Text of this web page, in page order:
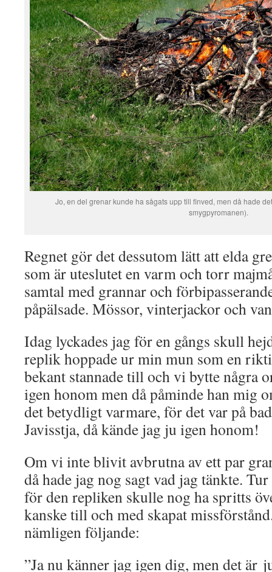
Jo, en del grenar kunde ha sågats upp till finved, men då hade
smygpyromanen).
Regnet gör det dessutom lätt att elda
som är uteslutet en varm och torr
samtal med grannar och
påpälsade. Mössor, vinterjackor och
Idag lyckades jag för en gångs skull
replik hoppade ur min mun som en
bekant stannade till och vi bytte några
igen honom men då påminde han mig
det betydligt varmare, för det var på
Javisstja, då kände jag ju igen honom!
Om vi inte blivit avbrutna av ett par
då hade jag nog sagt vad jag tänkte.
för den repliken skulle nog ha spritts
kanske till och med skapat
nämligen följande:
”Ja nu känner jag igen dig, men det är